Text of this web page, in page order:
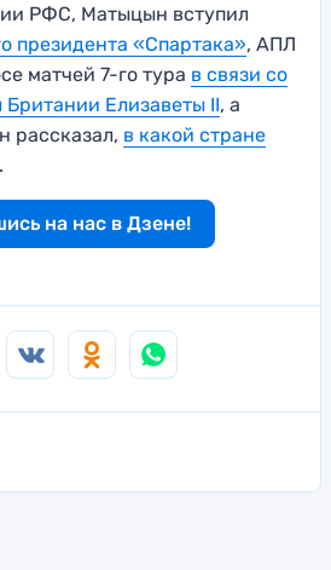
РФС, Матыцын вступил
президента «Спартака», АПЛ
матчей 7-го тура в связи со
Елизаветы II, а
рассказал, в какой стране
.
на нас в Дзене!